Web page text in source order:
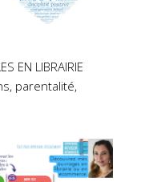
EN LIBRAIRIE
parentalité,